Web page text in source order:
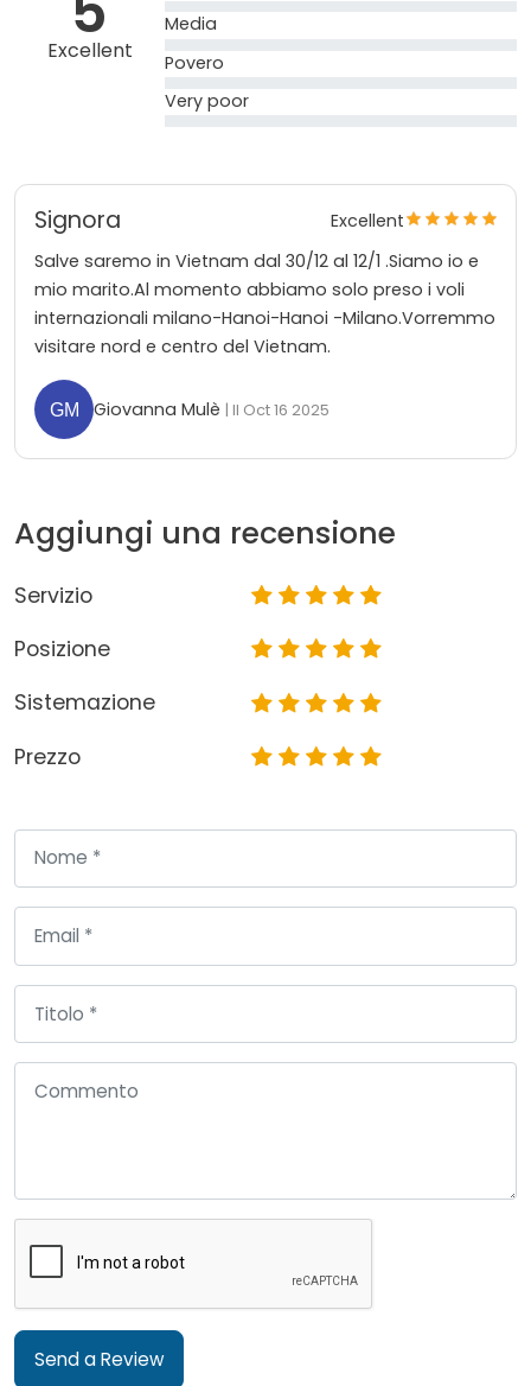
Excellent
Media
Povero
Very poor
Signora
Excellent
Salve saremo in Vietnam dal 30/12 al 12/1 .Siamo io e
mio marito.Al momento abbiamo solo preso i voli
internazionali milano-Hanoi-Hanoi -Milano.Vorremmo
visitare nord e centro del Vietnam.
Giovanna Mulè | Il Oct 16 2025
Aggiungi una recensione
Servizio
Posizione
Sistemazione
Prezzo
Send a Review